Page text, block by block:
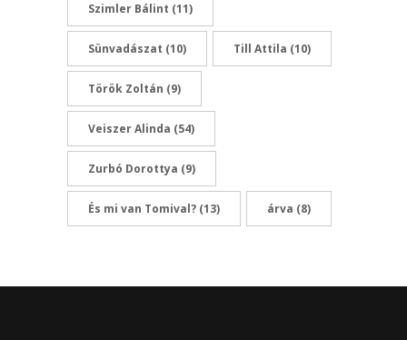
Szimler Bálint (11)
Sünvadászat (10) Till Attila (10)
Török Zoltán (9)
Veiszer Alinda (54)
Zurbó Dorottya (9)
És mi van Tomival? (13) árva (8)